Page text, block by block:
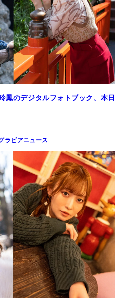
鳳のデジタルフォトブック、本日
ラビアニュース